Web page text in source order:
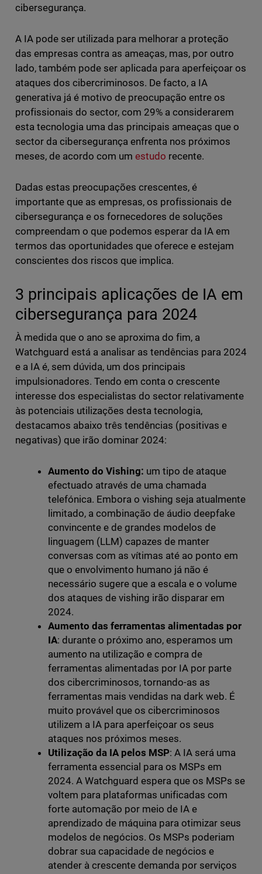
cibersegurança.
A IA pode ser utilizada para melhorar a proteção
das empresas contra as ameaças, mas, por outro
lado, também pode ser aplicada para aperfeiçoar os
ataques dos cibercriminosos. De facto, a IA
generativa já é motivo de preocupação entre os
profissionais do sector, com 29% a considerarem
esta tecnologia uma das principais ameaças que o
sector da cibersegurança enfrenta nos próximos
meses, de acordo com um estudo recente.
Dadas estas preocupações crescentes, é
importante que as empresas, os profissionais de
cibersegurança e os fornecedores de soluções
compreendam o que podemos esperar da IA em
termos das oportunidades que oferece e estejam
conscientes dos riscos que implica.
3 principais aplicações de IA em
cibersegurança para 2024
À medida que o ano se aproxima do fim, a
Watchguard está a analisar as tendências para 2024
e a IA é, sem dúvida, um dos principais
impulsionadores. Tendo em conta o crescente
interesse dos especialistas do sector relativamente
às potenciais utilizações desta tecnologia,
destacamos abaixo três tendências (positivas e
negativas) que irão dominar 2024:
Aumento do Vishing: um tipo de ataque
efectuado através de uma chamada
telefónica. Embora o vishing seja atualmente
limitado, a combinação de áudio deepfake
convincente e de grandes modelos de
linguagem (LLM) capazes de manter
conversas com as vítimas até ao ponto em
que o envolvimento humano já não é
necessário sugere que a escala e o volume
dos ataques de vishing irão disparar em
2024.
Aumento das ferramentas alimentadas por
IA: durante o próximo ano, esperamos um
aumento na utilização e compra de
ferramentas alimentadas por IA por parte
dos cibercriminosos, tornando-as as
ferramentas mais vendidas na dark web. É
muito provável que os cibercriminosos
utilizem a IA para aperfeiçoar os seus
ataques nos próximos meses.
Utilização da IA pelos MSP: A IA será uma
ferramenta essencial para os MSPs em
2024. A Watchguard espera que os MSPs se
voltem para plataformas unificadas com
forte automação por meio de IA e
aprendizado de máquina para otimizar seus
modelos de negócios. Os MSPs poderiam
dobrar sua capacidade de negócios e
atender à crescente demanda por serviços